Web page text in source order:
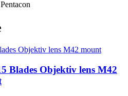
Pentacon
Blades Objektiv lens M42